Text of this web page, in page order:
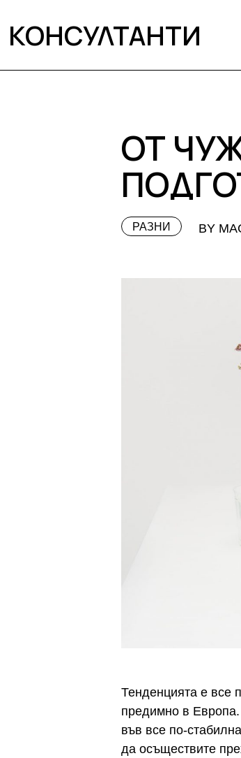
КОНСУЛТАНТИ
ОТ
РАЗНИ BY
Тенденцията е все
предимно в Европа.
във все по-
да осъществите